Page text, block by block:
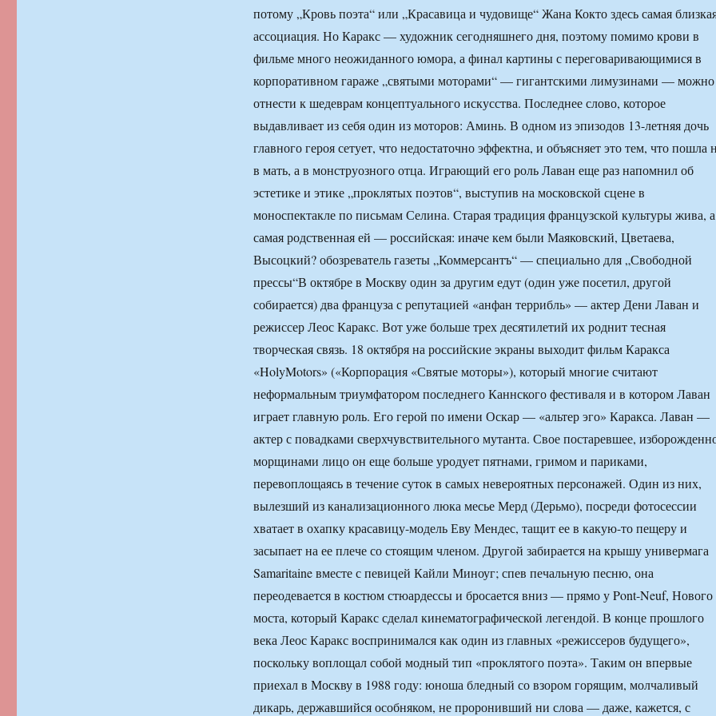
потому „Кровь поэта“ или „Красавица и чудовище“ Жана Кокто здесь самая
ассоциация. Но Каракс — художник сегодняшнего дня, поэтому помимо крови в
фильме много неожиданного юмора, а финал картины с переговаривающимися в
корпоративном гараже „святыми моторами“ — гигантскими лимузинами — можно
отнести к шедеврам концептуального искусства. Последнее слово, которое
выдавливает из себя один из моторов: Аминь. В одном из эпизодов 13-летняя дочь
главного героя сетует, что недостаточно эффектна, и объясняет это тем, что пошла
в мать, а в монструозного отца. Играющий его роль Лаван еще раз напомнил об
эстетике и этике „проклятых поэтов“, выступив на московской сцене в
моноспектакле по письмам Селина. Старая традиция французской культуры жива, а
самая родственная ей — российская: иначе кем были Маяковский, Цветаева,
Высоцкий? обозреватель газеты „Коммерсантъ“ — специально для „Свободной
прессы“В октябре в Москву один за другим едут (один уже посетил, другой
собирается) два француза с репутацией «анфан террибль» — актер Дени Лаван и
режиссер Леос Каракс. Вот уже больше трех десятилетий их роднит тесная
творческая связь. 18 октября на российские экраны выходит фильм Каракса
«HolyMotors» («Корпорация «Святые моторы»), который многие считают
неформальным триумфатором последнего Каннского фестиваля и в котором Лаван
играет главную роль. Его герой по имени Оскар — «альтер эго» Каракса. Лаван —
актер с повадками сверхчувствительного мутанта. Свое постаревшее,
морщинами лицо он еще больше уродует пятнами, гримом и париками,
перевоплощаясь в течение суток в самых невероятных персонажей. Один из них,
вылезший из канализационного люка месье Мерд (Дерьмо), посреди фотосессии
хватает в охапку красавицу-модель Еву Мендес, тащит ее в какую-то пещеру и
засыпает на ее плече со стоящим членом. Другой забирается на крышу универмага
Samaritaine вместе с певицей Кайли Миноуг; спев печальную песню, она
переодевается в костюм стюардессы и бросается вниз — прямо у Pont-Neuf, Нового
моста, который Каракс сделал кинематографической легендой. В конце прошлого
века Леос Каракс воспринимался как один из главных «режиссеров будущего»,
поскольку воплощал собой модный тип «проклятого поэта». Таким он впервые
приехал в Москву в 1988 году: юноша бледный со взором горящим, молчаливый
дикарь, державшийся особняком, не проронивший ни слова — даже, кажется, с